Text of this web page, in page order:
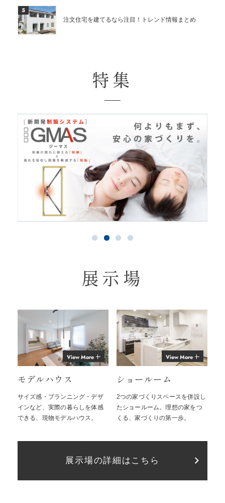
5
注文住宅を建てるなら注目！トレンド情報まとめ
特集
展示場
View More
モデルハウス
サイズ感・プランニング・デザ
インなど、実際の暮らしを体感
できる、現物モデルハウス。
View More
ショールーム
2つの家づくりスペースを併設し
たショールーム。理想の家をつ
くる、家づくりの第一歩。
展示場の詳細はこちら